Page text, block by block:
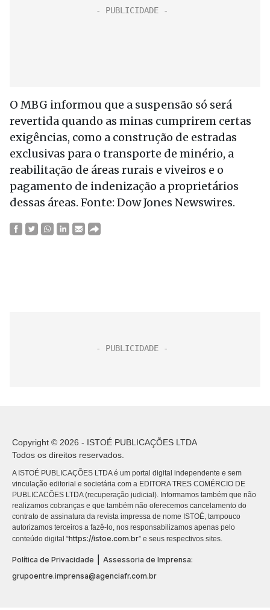
O MBG informou que a suspensão só será
revertida quando as minas cumprirem certas
exigências, como a construção de estradas
exclusivas para o transporte de minério, a
reabilitação de áreas rurais e viveiros e o
pagamento de indenização a proprietários
dessas áreas. Fonte: Dow Jones Newswires.
Copyright © 2026 - ISTOÉ PUBLICAÇÕES LTDA
Todos os direitos reservados.
A ISTOÉ PUBLICAÇÕES LTDA é um portal digital independente e sem
vinculação editorial e societária com a EDITORA TRES COMÉRCIO DE
PUBLICACÕES LTDA (recuperação judicial). Informamos também que não
realizamos cobranças e que também não oferecemos cancelamento do
contrato de assinatura da revista impressa de nome ISTOÉ, tampouco
autorizamos terceiros a fazê-lo, nos responsabilizamos apenas pelo
conteúdo digital “https://istoe.com.br” e seus respectivos sites.
Política de Privacidade
Assessoria de Imprensa:
grupoentre.imprensa@agenciafr.com.br